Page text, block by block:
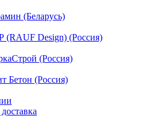
(Беларусь)
(RAUF Design) (Россия)
(Россия)
Бетон (Россия)